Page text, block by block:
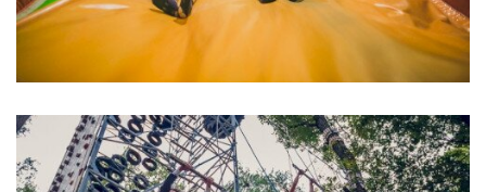
Napsugár Játszópark egy családi élménypark, játszóház, bowling
pálya, squash pályák, fitnesz terem, beltéri kalandpálya, kültéri
játszótér, tavi sétány, minigolf és drótkötélpálya került kialakításra